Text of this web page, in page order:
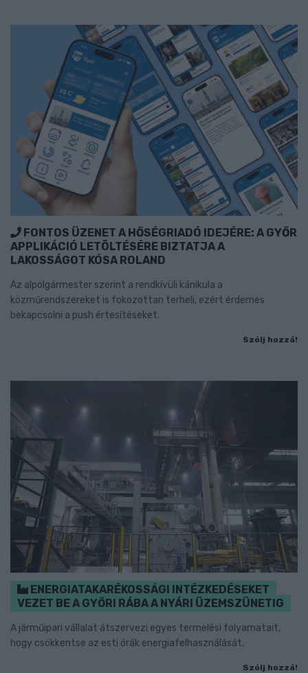
FONTOS ÜZENET A HŐSÉGRIADÓ IDEJÉRE: A GYŐR
APPLIKÁCIÓ LETÖLTÉSÉRE BIZTATJA A
LAKOSSÁGOT KÓSA ROLAND
Az alpolgármester szerint a rendkívüli kánikula a
közműrendszereket is fokozottan terheli, ezért érdemes
bekapcsolni a push értesítéseket.
Szólj hozzá!
ENERGIATAKARÉKOSSÁGI INTÉZKEDÉSEKET
VEZET BE A GYŐRI RÁBA A NYÁRI ÜZEMSZÜNETIG
A járműipari vállalat átszervezi egyes termelési folyamatait,
hogy csökkentse az esti órák energiafelhasználását.
Szólj hozzá!